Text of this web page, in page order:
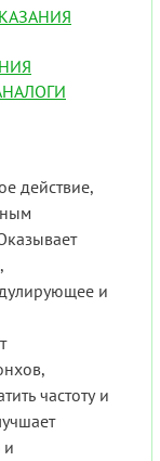
действие,
и
частоту и
и